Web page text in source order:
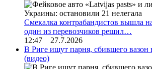
Смекалка контрабандистов вышла
один из перевозчиков решил…
12:47 27.7.2026
В Риге ищут парня, сбившего вазон
(видео)